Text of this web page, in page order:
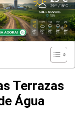
Terrazas
Água